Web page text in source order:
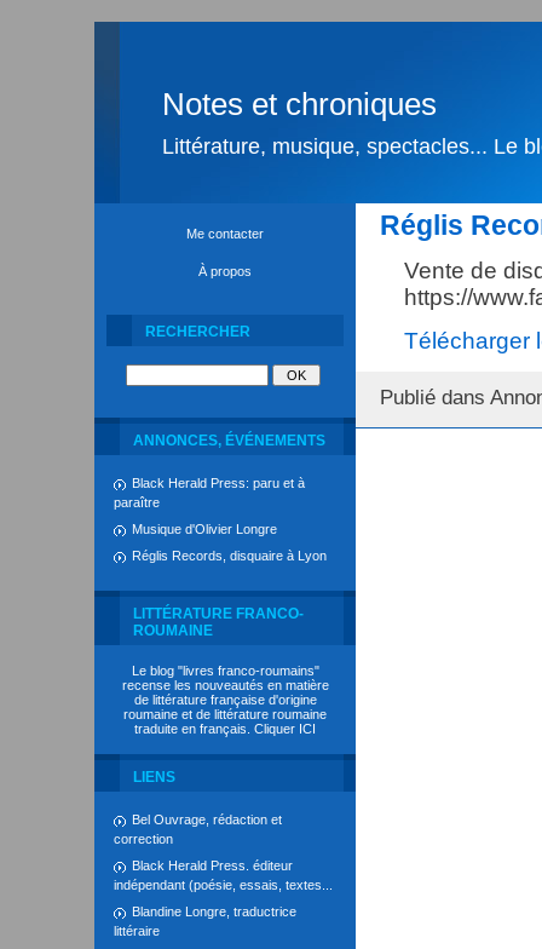
Notes et chroniques
Littérature, musique, spectacles... Le
Me contacter
À propos
RECHERCHER
ANNONCES, ÉVÉNEMENTS
Black Herald Press: paru et à
paraître
Musique d'Olivier Longre
Réglis Records, disquaire à Lyon
LITTÉRATURE FRANCO-
ROUMAINE
Le blog "livres franco-roumains"
recense les nouveautés en matière
de littérature française d'origine
roumaine et de littérature roumaine
traduite en français. Cliquer ICI
LIENS
Bel Ouvrage, rédaction et
correction
Black Herald Press. éditeur
indépendant (poésie, essais, textes...
Blandine Longre, traductrice
littéraire
Réglis
Vente de
https://
Télécharger
Publié dans